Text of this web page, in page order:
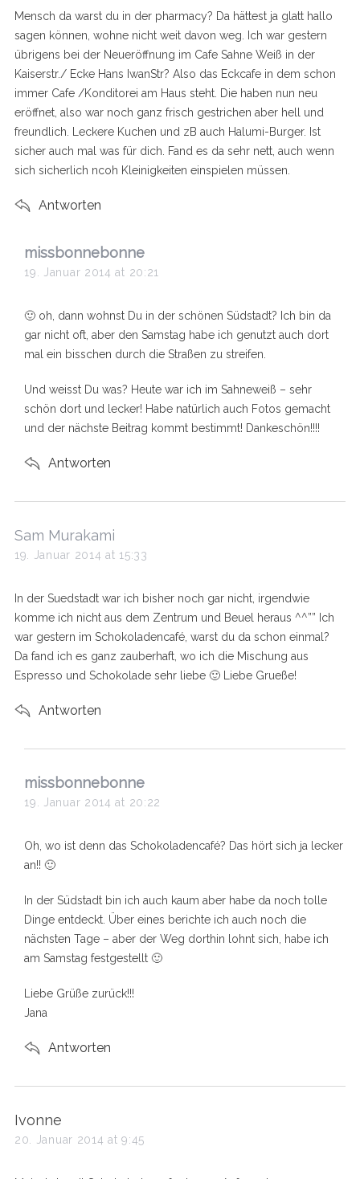
s
:
Mensch da warst du in der pharmacy? Da hättest ja glatt hallo
sagen können, wohne nicht weit davon weg. Ich war gestern
übrigens bei der Neueröffnung im Cafe Sahne Weiß in der
Kaiserstr./ Ecke Hans IwanStr? Also das Eckcafe in dem schon
immer Cafe /Konditorei am Haus steht. Die haben nun neu
eröffnet, also war noch ganz frisch gestrichen aber hell und
freundlich. Leckere Kuchen und zB auch Halumi-Burger. Ist
sicher auch mal was für dich. Fand es da sehr nett, auch wenn
sich sicherlich ncoh Kleinigkeiten einspielen müssen.
Antworten
s
a
s
:
missbonnebonne
19. Januar 2014 at 20:21
🙂 oh, dann wohnst Du in der schönen Südstadt? Ich bin da
gar nicht oft, aber den Samstag habe ich genutzt auch dort
mal ein bisschen durch die Straßen zu streifen.
Und weisst Du was? Heute war ich im Sahneweiß – sehr
schön dort und lecker! Habe natürlich auch Fotos gemacht
und der nächste Beitrag kommt bestimmt! Dankeschön!!!!
Antworten
s
a
s
:
Sam Murakami
19. Januar 2014 at 15:33
In der Suedstadt war ich bisher noch gar nicht, irgendwie
komme ich nicht aus dem Zentrum und Beuel heraus ^^”” Ich
war gestern im Schokoladencafé, warst du da schon einmal?
Da fand ich es ganz zauberhaft, wo ich die Mischung aus
Espresso und Schokolade sehr liebe 🙂 Liebe Grueße!
Antworten
s
a
s
:
missbonnebonne
19. Januar 2014 at 20:22
Oh, wo ist denn das Schokoladencafé? Das hört sich ja lecker
an!! 🙂
In der Südstadt bin ich auch kaum aber habe da noch tolle
Dinge entdeckt. Über eines berichte ich auch noch die
nächsten Tage – aber der Weg dorthin lohnt sich, habe ich
am Samstag festgestellt 🙂
Liebe Grüße zurück!!!
Jana
Antworten
s
a
Ivonne
20. Januar 2014 at 9:45
r
h
f
r
: